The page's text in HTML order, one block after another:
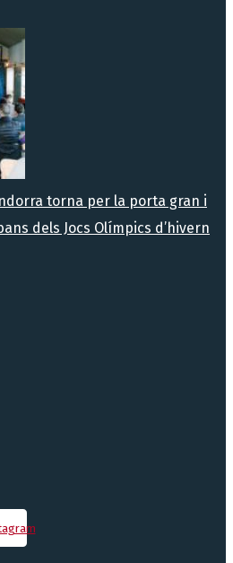
torna per la porta gran i
dels Jocs Olímpics d’hivern